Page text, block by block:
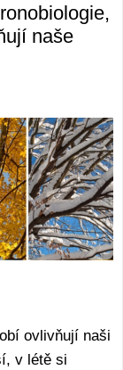
naše
ovlivňují naši
v létě si